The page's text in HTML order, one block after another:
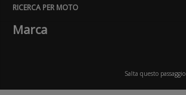
RICERCA PER MOTO
Marca
Salta questo passaggio